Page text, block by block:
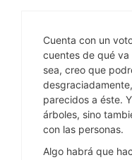
Cuenta con un
cuentes de qué va
sea, creo que
parecidos a éste.
árboles, sino
con las personas.
Algo habrá que